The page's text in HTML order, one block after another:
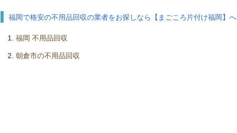
福岡で格安の不用品回収の業者をお探しなら【まごころ片付け福岡】へ
福岡 不用品回収
朝倉市の不用品回収